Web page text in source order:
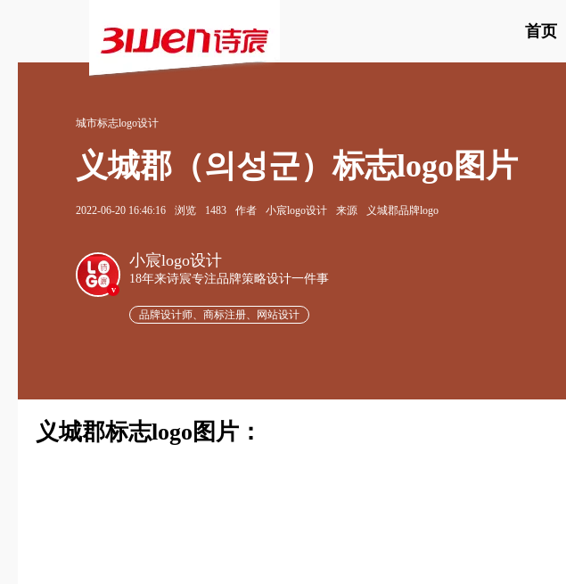
首页
城市标志logo设计
义城郡（의성군）标志logo图片
2022-06-20 16:46:16 浏览 1483 作者 小宸logo设计 来源 义城郡品牌logo
v
小宸logo设计
18年来诗宸专注品牌策略设计一件事
品牌设计师、商标注册、网站设计
义城郡标志logo图片：